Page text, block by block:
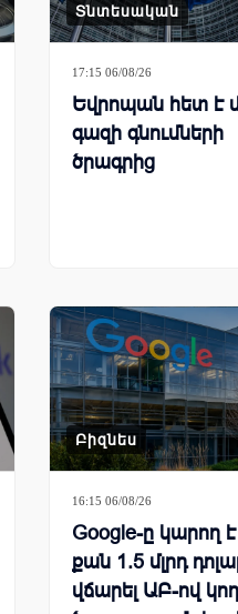
Տնտեսական
17:15 06/08/26
Եվրոպան հետ է
գազի գնումների
ծրագրից
Բիզնես
16:15 06/08/26
Google-ը կարող
քան 1.5 մլրդ
վճարել ԱԲ-ով կոդ